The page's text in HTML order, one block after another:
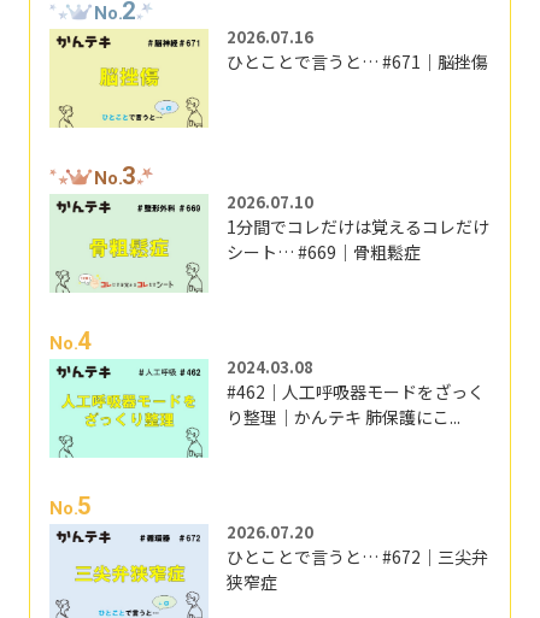
No.2
2026.07.16
ひとことで言うと… #671｜脳挫傷
No.3
2026.07.10
1分間でコレだけは覚えるコレだけ
シート… #669｜骨粗鬆症
No.4
2024.03.08
#462｜人工呼吸器モードをざっく
り整理｜かんテキ 肺保護にこ...
No.5
2026.07.20
ひとことで言うと… #672｜三尖弁
狭窄症